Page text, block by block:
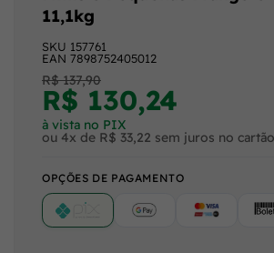
SKU 157761
EAN 7898752405012
11,1kg
R$ 137,90
R$ 130,24
à vista no PIX
ou 4x de R$ 33,22 sem juros no cartão
OPÇÕES DE PAGAMENTO
Google Pay (Crédito/
Cartão